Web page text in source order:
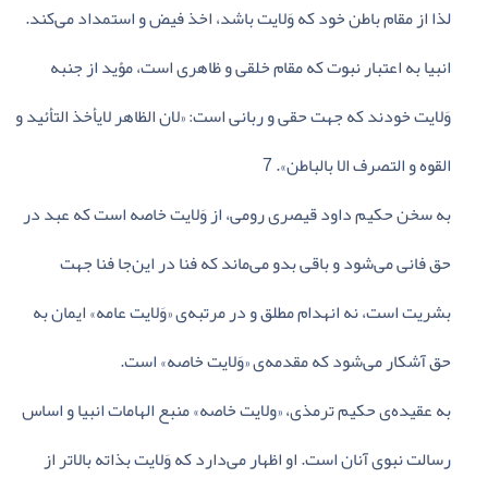
لذا از مقام‌ باطن‌ خود که‌ وَلایت‌ باشد، اخذ فیض‌ و استمداد می‌کند.
انبیا به‌ اعتبار نبوت‌ که‌ مقام‌ خلقی‌ و ظاهری‌ است‌، مؤید از جنبه‌
وَلایت‌ خودند که‌ جهت‌ حقی‌ و ربانی‌ است‌: «لان‌ الظاهر لایأخذ التأئید و
القوه‌ و التصرف‌ الا بالباطن‌». 7
به‌ سخن‌ حکیم‌ داود قیصری‌ رومی‌، از وَلایت‌ خاصه‌ است‌ که‌ عبد در
حق‌ فانی‌ می‌شود و باقی‌ بدو می‌ماند که‌ فنا در این‌جا فنا جهت‌
بشریت‌ است‌، نه‌ انهدام‌ مطلق‌ و در مرتبه‌ی‌ «وَلایت‌ عامه‌» ایمان‌ به‌
حق‌ آشکار می‌شود که‌ مقدمه‌ی‌ «وَلایت‌ خاصه‌» است‌.
به‌ عقیده‌ی‌ حکیم‌ ترمذی‌، «ولایت‌ خاصه‌» منبع‌ الهامات‌ انبیا و اساس‌
رسالت‌ نبوی‌ آنان‌ است‌. او اظهار می‌دارد که‌ وَلایت‌ بذاته‌ بالاتر از